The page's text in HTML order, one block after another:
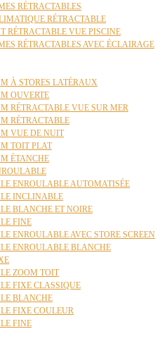
RÉTRACTABLES
RÉTRACTABLE
RÉTRACTABLE VUE PISCINE
RÉTRACTABLES AVEC ÉCLAIRAGE
À STORES LATÉRAUX
OUVERTE
RÉTRACTABLE VUE SUR MER
RÉTRACTABLE
VUE DE NUIT
TOIT PLAT
ÉTANCHE
ENROULABLE AUTOMATISÉE
INCLINABLE
BLANCHE ET NOIRE
FINE
ENROULABLE AVEC STORE SCREEN
ENROULABLE BLANCHE
ZOOM TOIT
FIXE CLASSIQUE
BLANCHE
FIXE COULEUR
FINE